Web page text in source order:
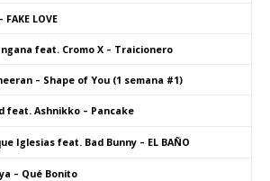
FAKE LOVE
feat. Cromo X – Traicionero
– Shape of You (1 semana #1)
feat. Ashnikko – Pancake
Iglesias feat. Bad Bunny – EL BAÑO
– Qué Bonito